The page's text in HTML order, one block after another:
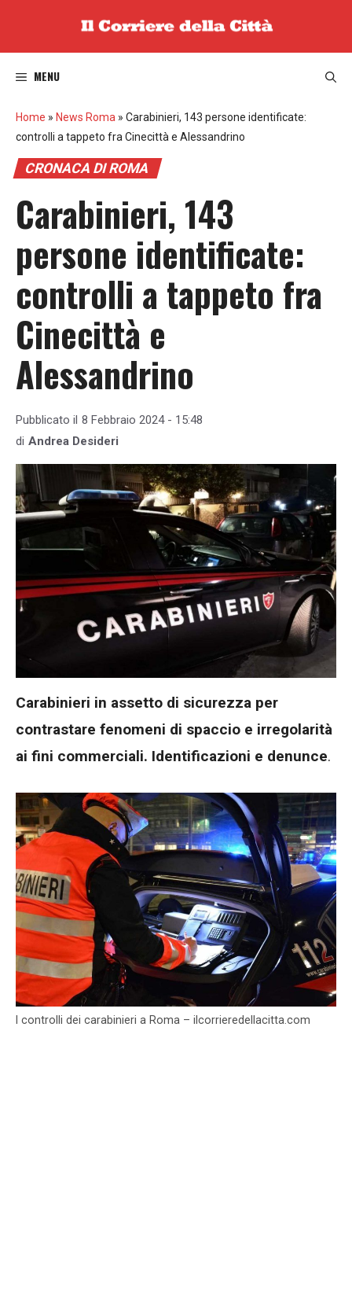
MENU
Home » News Roma » Carabinieri, 143 persone identificate:
controlli a tappeto fra Cinecittà e Alessandrino
CRONACA DI ROMA
Carabinieri, 143
persone identificate:
controlli a tappeto fra
Cinecittà e
Alessandrino
Pubblicato il 8 Febbraio 2024 - 15:48
di Andrea Desideri
Carabinieri in assetto di sicurezza per
contrastare fenomeni di spaccio e irregolarità
ai fini commerciali. Identificazioni e denunce.
I controlli dei carabinieri a Roma – ilcorrieredellacitta.com